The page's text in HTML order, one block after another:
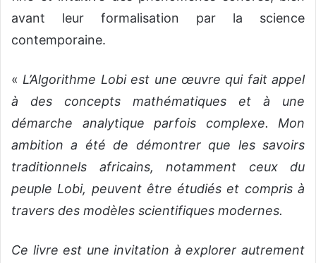
avant leur formalisation par la science
contemporaine.
« L’Algorithme Lobiest une œuvre qui fait appel
à des concepts mathématiques et à une
démarche analytique parfois complexe. Mon
ambition a été de démontrer que les savoirs
traditionnels africains, notamment ceux du
peuple Lobi, peuvent être étudiés et compris à
travers des modèles scientifiques modernes.
Ce livre est une invitation à explorer autrement